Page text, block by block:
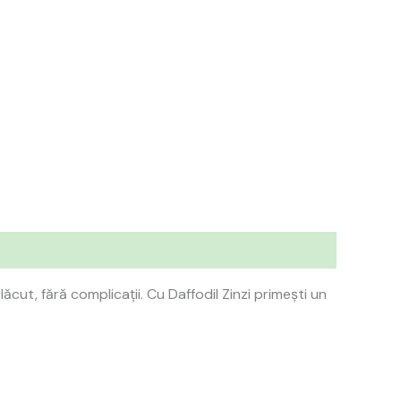
fără complicații. Cu Daffodil Zinzi primești un